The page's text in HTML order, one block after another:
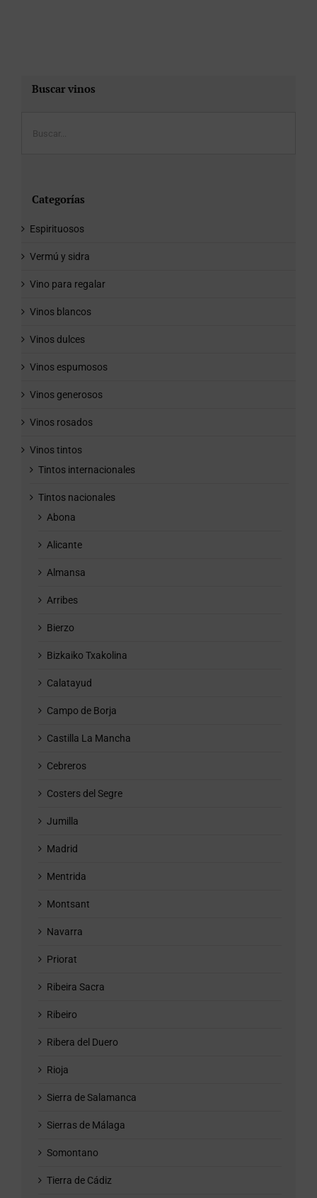
Buscar vinos
Categorías
Espirituosos
Vermú y sidra
Vino para regalar
Vinos blancos
Vinos dulces
Vinos espumosos
Vinos generosos
Vinos rosados
Vinos tintos
Tintos internacionales
Tintos nacionales
Abona
Alicante
Almansa
Arribes
Bierzo
Bizkaiko Txakolina
Calatayud
Campo de Borja
Castilla La Mancha
Cebreros
Costers del Segre
Jumilla
Madrid
Mentrida
Montsant
Navarra
Priorat
Ribeira Sacra
Ribeiro
Ribera del Duero
Rioja
Sierra de Salamanca
Sierras de Málaga
Somontano
Tierra de Cádiz